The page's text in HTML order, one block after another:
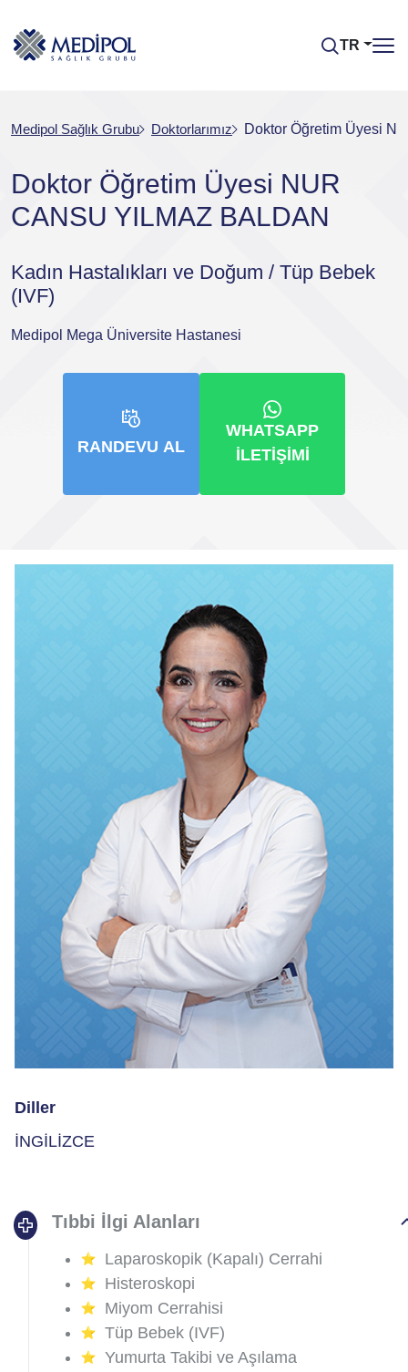
TR
Medipol Sağlık Grubu Doktorlarımız Doktor Öğretim Üyesi
Doktor Öğretim Üyesi NUR
CANSU YILMAZ BALDAN
Kadın Hastalıkları ve Doğum / Tüp Bebek
(IVF)
Medipol Mega Üniversite Hastanesi
RANDEVU AL
WHATSAPP
İLETIŞIMI
Diller
İNGİLİZCE
Tıbbi İlgi Alanları
Laparoskopik (Kapalı) Cerrahi
Histeroskopi
Miyom Cerrahisi
Tüp Bebek (IVF)
Yumurta Takibi ve Aşılama